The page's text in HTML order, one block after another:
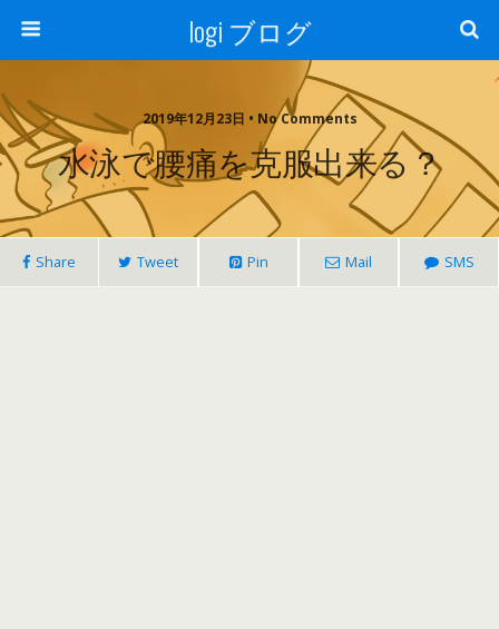
logi ブログ
2019年12月23日 • No Comments
水泳で腰痛を克服出来る？
Share Tweet Pin Mail SMS